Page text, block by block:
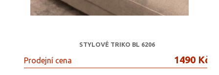
STYLOVÉ TRIKO BL 6206
Prodejní cena 1490 Kč